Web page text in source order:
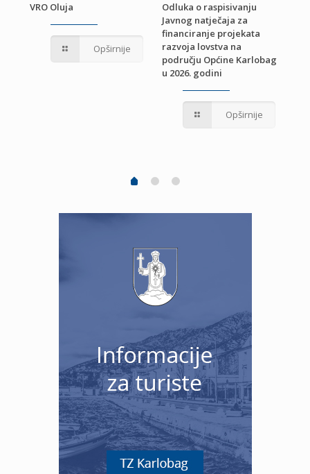
VRO Oluja
Opširnije
Odluka o raspisivanju
Javnog natječaja za
financiranje projekata
razvoja lovstva na
području Općine Karlobag
u 2026. godini
Opširnije